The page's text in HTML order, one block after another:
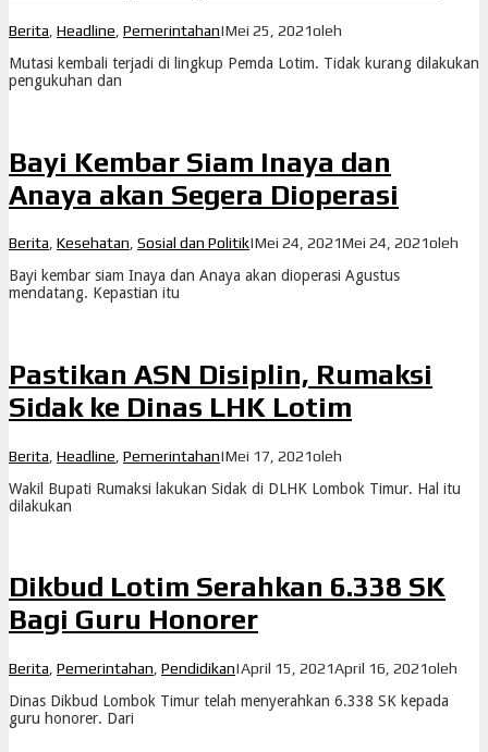
Berita, Headline, Pemerintahan|Mei 25, 2021oleh
Mutasi kembali terjadi di lingkup Pemda Lotim. Tidak kurang dilakukan
pengukuhan dan
Bayi Kembar Siam Inaya dan
Anaya akan Segera Dioperasi
Berita, Kesehatan, Sosial dan Politik|Mei 24, 2021Mei 24, 2021oleh
Bayi kembar siam Inaya dan Anaya akan dioperasi Agustus
mendatang. Kepastian itu
Pastikan ASN Disiplin, Rumaksi
Sidak ke Dinas LHK Lotim
Berita Headline Pemerintahan|Mei 17, 2021oleh
Wakil Bupati Rumaksi lakukan Sidak di DLHK Lombok Timur. Hal itu
dilakukan
Dikbud Lotim Serahkan 6.338 SK
Bagi Guru Honorer
Berita Pemerintahan Pendidikan|April 15, 2021April 16, 2021oleh
Dinas Dikbud Lombok Timur telah menyerahkan 6.338 SK kepada
guru honorer. Dari